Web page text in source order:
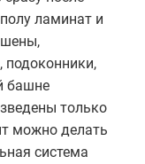
ламинат и
башне
только
можно делать
система